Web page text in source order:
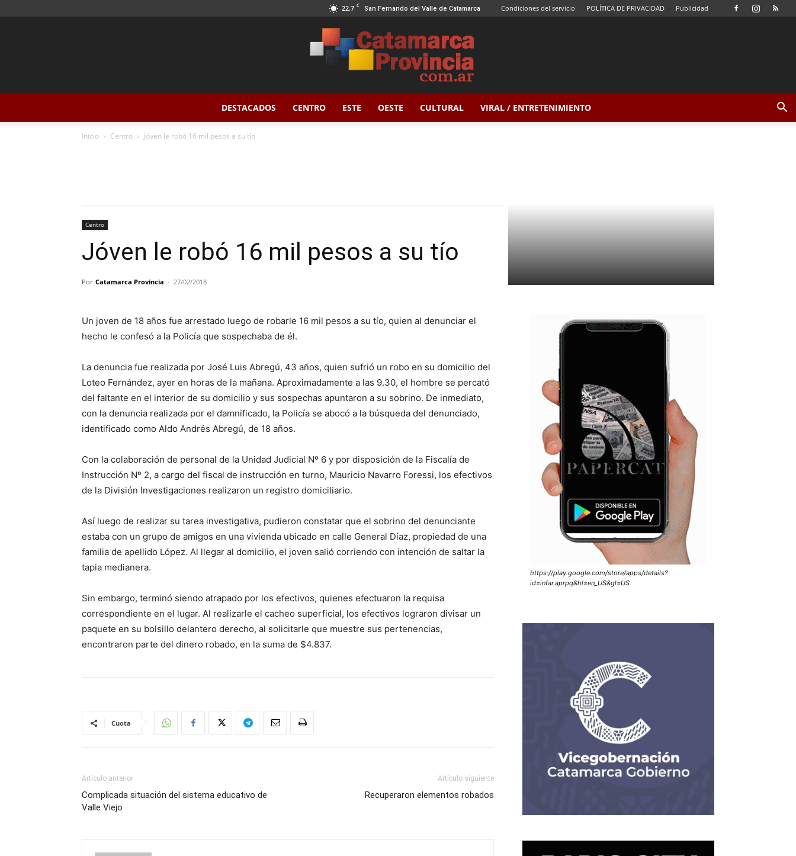
22.7 C San Fernando del Valle de Catamarca Condiciones del servicio POLÍTICA DE PRIVACIDAD Publicidad
Catamarca
DESTACADOS CENTRO ESTE OESTE CULTURAL VIRAL / ENTRETENIMIENTO
Inicio Centro Jóven le robó 16 mil pesos a su tío
Centro
Jóven le robó 16 mil pesos a su tío
Por Catamarca Provincia - 27/02/2018
Un joven de 18 años fue arrestado luego de robarle 16 mil pesos a su tío, quien al denunciar el
hecho le confesó a la Policía que sospechaba de él.
La denuncia fue realizada por José Luis Abregú, 43 años, quien sufrió un robo en su domicilio del
Loteo Fernández, ayer en horas de la mañana. Aproximadamente a las 9.30, el hombre se percató
del faltante en el interior de su domicilio y sus sospechas apuntaron a su sobrino. De inmediato,
con la denuncia realizada por el damnificado, la Policía se abocó a la búsqueda del denunciado,
identificado como Aldo Andrés Abregú, de 18 años.
Con la colaboración de personal de la Unidad Judicial Nº 6 y por disposición de la Fiscalía de
Instrucción Nº 2, a cargo del fiscal de instrucción en turno, Mauricio Navarro Foressi, los efectivos
de la División Investigaciones realizaron un registro domiciliario.
Así luego de realizar su tarea investigativa, pudieron constatar que el sobrino del denunciante
estaba con un grupo de amigos en una vivienda ubicado en calle General Díaz, propiedad de una
familia de apellido López. Al llegar al domicilio, el joven salió corriendo con intención de saltar la
tapia medianera.
Sin embargo, terminó siendo atrapado por los efectivos, quienes efectuaron la requisa
correspondiente en el lugar. Al realizarle el cacheo superficial, los efectivos lograron divisar un
paquete en su bolsillo delantero derecho, al solicitarle que muestre sus pertenencias,
encontraron parte del dinero robado, en la suma de $4.837.
Cuota
Artículo anterior
Complicada situación del sistema educativo de
Valle Viejo
Artículo siguiente
Recuperaron elementos robados
https://play.google.com/store/apps/details?
id=infar.aprpq&hl=en_US&gl=US